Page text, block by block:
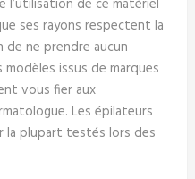
l’utilisation de ce matériel
ses rayons respectent la
ne prendre aucun
issus de marques
vous fier aux
Les épilateurs
la plupart testés lors des